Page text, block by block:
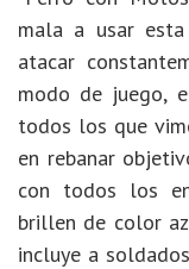
mala a usar
atacar
modo de juego,
todos los que
en rebanar
con todos los
brillen de color
incluye a